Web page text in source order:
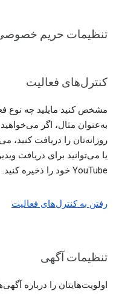
تنظیمات حریم
کنترل‌های فعالیت
مشخص کنید مایلید چه نوع
به‌عنوان مثال، اگر
روزانه‌تان را دریافت کنید،
یا می‌توانید برای دریافت
YouTube خود را ذخیره کنید.
رفتن به کنترل‌های فعالیت
تنظیمات آگهی